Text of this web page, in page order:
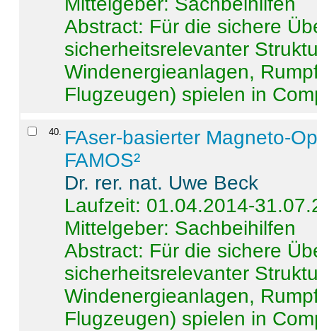
Abstract: Für die sichere
sicherheitsrelevanter
Windenergieanlagen,
Flugzeugen) spielen in
40. FAser-basierter Magneto-
FAMOS²
Dr. rer. nat. Uwe Beck
Laufzeit: 01.04.2014-
Mittelgeber: Sachbeihilfen
Abstract: Für die sichere
sicherheitsrelevanter
Windenergieanlagen,
Flugzeugen) spielen in